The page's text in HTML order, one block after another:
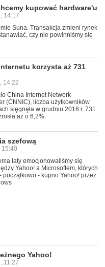
kupować hardware'u
14:17
Suna. Transakcja zmieni rynek
czy nie powinniśmy się
korzysta aż 731
14:22
China Internet Network
(CNNIC), liczba użytkowników
sięgnęła w grudniu 2016 r. 731
aż o 6,2%.
szefową
15:40
laty emocjonowaliśmy się
Yahoo! a Microsoftem, których
początkowo - kupno Yahoo! przez
Yahoo!
11:27